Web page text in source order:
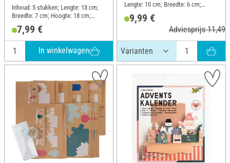
Inhoud: 5 stukken; Lengte: 13 cm;
Breedte: 7 cm; Hoogte: 18 cm;
7,99 €
In winkelwagen
Lengte: 10 cm; Breedte: 6 cm;
9,99 €
Adviesprijs 11,49